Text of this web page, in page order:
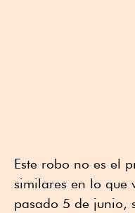
Este robo no es el
similares en lo que
pasado 5 de junio,